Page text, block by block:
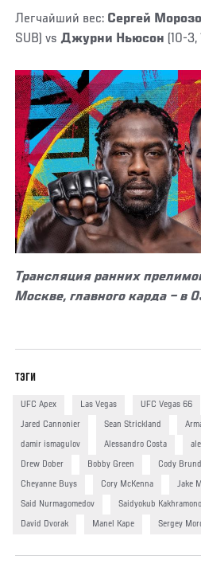
Легчайший вес: Сергей
SUB) vsДжурни Ньюсон (10-
Трансляция ранних
Москве, главного карда – в
ТЭГИ
UFC Apex Las Vegas UFC Vegas 66
Jared Cannonier Sean Strickland
damir ismagulov Alessandro Costa
Drew Dober Bobby Green Cody
Cheyanne Buys Cory McKenna Jake
Said Nurmagomedov Saidyokub
David Dvorak Manel Kape Sergey